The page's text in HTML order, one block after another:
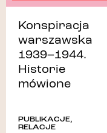
SZKOŁA
POZA
Konspiracja
warszawska
1939–1944.
Historie
mówione
PUBLIKACJE,
RELACJE